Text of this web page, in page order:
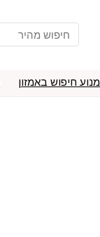
מנוע חיפוש באמזון